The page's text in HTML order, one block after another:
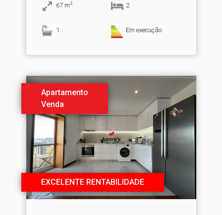
67 m2 2
1 Em execução
Apartamento
Venda
EXCELENTE RENTABILIDADE